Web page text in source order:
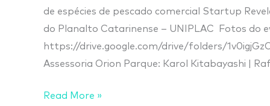
de espécies de pescado comercial Startup
do Planalto Catarinense – UNIPLAC Fotos do
https://drive.google.com/drive/folders/
Assessoria Orion Parque: Karol Kitabayashi |
Read More »